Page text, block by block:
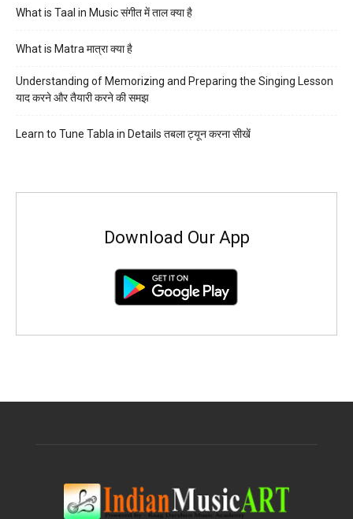
What is Taal in Music संगीत में ताल क्या है
What is Matra मात्रा क्या है
Understanding of Memorizing and Preparing the Singing Lesson
याद करने और तैयारी करने की समझ
Learn to Tune Tabla in Details तबला ट्यून करना सीखें
Download Our App